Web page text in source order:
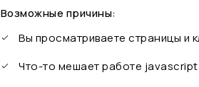
Возможные причины:
Вы просматриваете страницы
Что-то мешает работе